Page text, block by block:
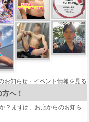
お知らせ・イベント情報を見る
へ！
？まずは、 お店からのお知ら